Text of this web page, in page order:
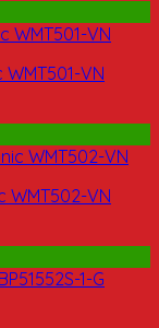
VN
WMT502-VN